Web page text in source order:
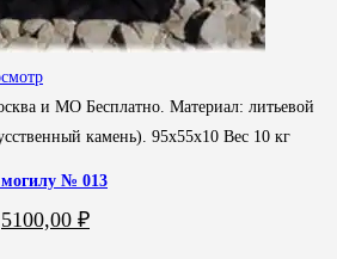
и МО Бесплатно. Материал: литьевой
камень). 95х55х10 Вес 10 кг
№ 013
Первоначальная
5100,00 ₽Текущая